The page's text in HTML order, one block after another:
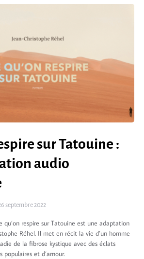
sur Tatouine :
audio
septembre 2022
qu’on respire sur Tatouine est une adaptation
Réhel. Il met en récit la vie d’un homme
de la fibrose kystique avec des éclats
populaires et d’amour.